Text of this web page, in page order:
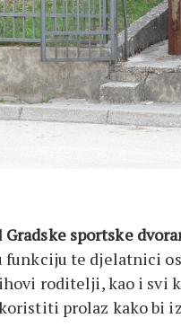
Gradske sportske
te djelatnici
roditelji, kao i svi
prolaz kako bi
ligu
FBiH